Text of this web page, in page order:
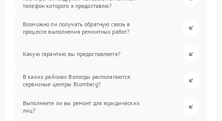
телефон которого я предоставлю?
Возможно ли получать обратную связь в
процессе выполнения ремонтных работ?
Какую гарантию вы предоставляете?
В каких районах Вологды располагаются
сервисные центры Blomberg?
Выполняете ли вы ремонт для юридических
лиц?